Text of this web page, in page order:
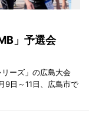
」予選会
ーズ」の広島大会
9日～11日、広島市で